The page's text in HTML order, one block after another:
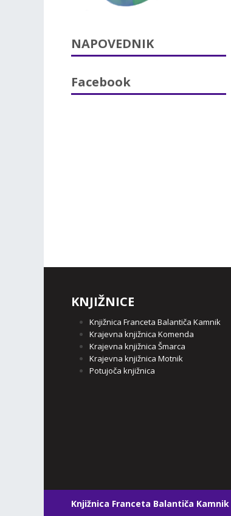
NAPOVEDNIK
Facebook
KNJIŽNICE
Knjižnica Franceta Balantiča Kamnik
Krajevna knjižnica Komenda
Krajevna knjižnica Šmarca
Krajevna knjižnica Motnik
Potujoča knjižnica
Knjižnica Franceta Balantiča Kamnik